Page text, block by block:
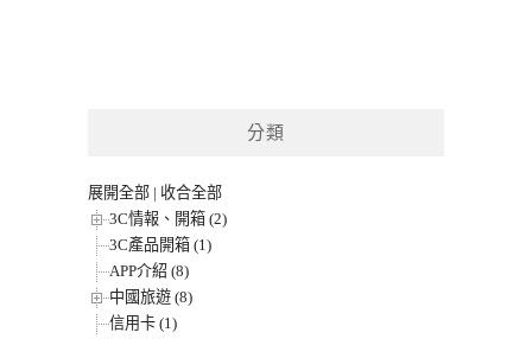
分類
展開全部 | 收合全部
3C情報、開箱 (2)
3C產品開箱 (1)
APP介紹 (8)
中國旅遊 (8)
信用卡 (1)